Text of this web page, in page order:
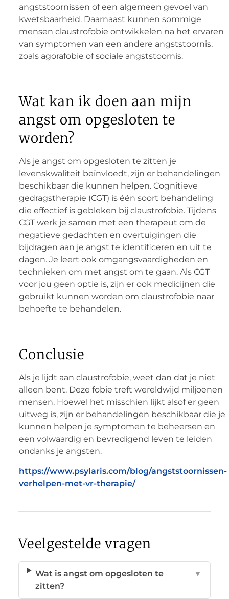
angststoornissen of een algemeen gevoel van
kwetsbaarheid. Daarnaast kunnen sommige
mensen claustrofobie ontwikkelen na het ervaren
van symptomen van een andere angststoornis,
zoals agorafobie of sociale angststoornis.
Wat kan ik doen aan mijn
angst om opgesloten te
worden?
Als je angst om opgesloten te zitten je
levenskwaliteit beïnvloedt, zijn er behandelingen
beschikbaar die kunnen helpen. Cognitieve
gedragstherapie (CGT) is één soort behandeling
die effectief is gebleken bij claustrofobie. Tijdens
CGT werk je samen met een therapeut om de
negatieve gedachten en overtuigingen die
bijdragen aan je angst te identificeren en uit te
dagen. Je leert ook omgangsvaardigheden en
technieken om met angst om te gaan. Als CGT
voor jou geen optie is, zijn er ook medicijnen die
gebruikt kunnen worden om claustrofobie naar
behoefte te behandelen.
Conclusie
Als je lijdt aan claustrofobie, weet dan dat je niet
alleen bent. Deze fobie treft wereldwijd miljoenen
mensen. Hoewel het misschien lijkt alsof er geen
uitweg is, zijn er behandelingen beschikbaar die je
kunnen helpen je symptomen te beheersen en
een volwaardig en bevredigend leven te leiden
ondanks je angsten.
https://www.psylaris.com/blog/angststoornissen-
verhelpen-met-vr-therapie/
Veelgestelde vragen
Wat is angst om opgesloten te
zitten?
▼